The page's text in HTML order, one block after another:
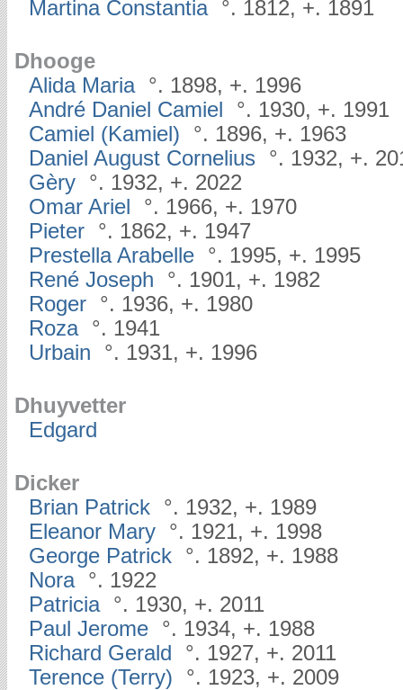
Martina Constantia °. 1812, +. 1891
Dhooge
Alida Maria
°. 1898, +. 1996
André Daniel Camiel
°. 1930, +. 1991
Camiel (Kamiel)
°. 1896, +. 1963
Daniel August Cornelius
°. 1932, +.
Gèry
°. 1932, +. 2022
Omar Ariel
°. 1966, +. 1970
Pieter
°. 1862, +. 1947
Prestella Arabelle
°. 1995, +. 1995
René Joseph
°. 1901, +. 1982
Roger
°. 1936, +. 1980
Roza
°. 1941
Urbain
°. 1931, +. 1996
Dhuyvetter
Edgard
Dicker
Brian Patrick
°. 1932, +. 1989
Eleanor Mary
°. 1921, +. 1998
George Patrick
°. 1892, +. 1988
Nora
°. 1922
Patricia
°. 1930, +. 2011
Paul Jerome
°. 1934, +. 1988
Richard Gerald
°. 1927, +. 2011
Terence (Terry)
°. 1923, +. 2009